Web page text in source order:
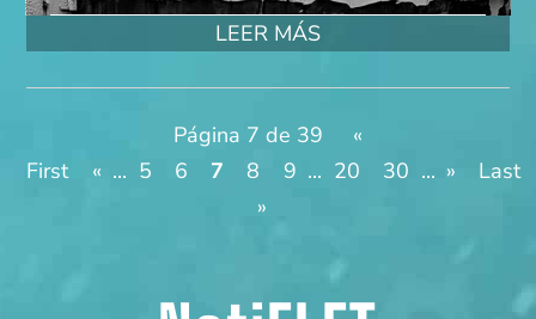
LEER MÁS
Página 7 de 39
«
First
« ... 5 6 7 8 9 ... 20 30 ... »
Last
»